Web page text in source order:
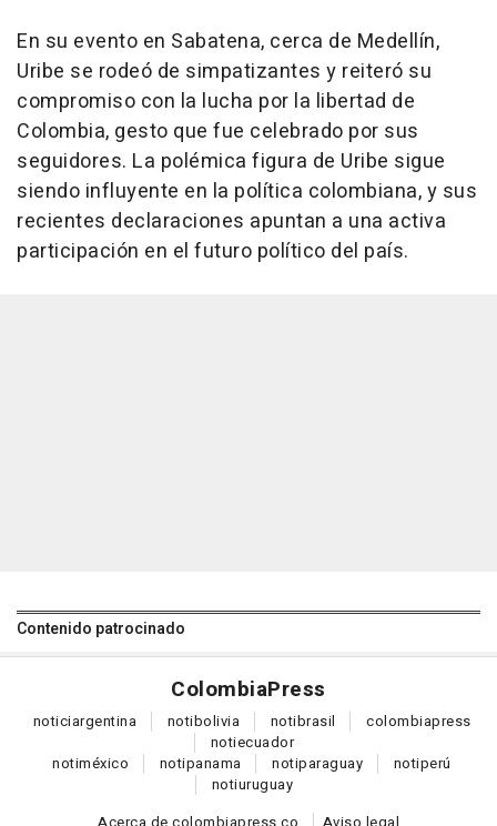
En su evento en Sabatena, cerca de Medellín,
Uribe se rodeó de simpatizantes y reiteró su
compromiso con la lucha por la libertad de
Colombia, gesto que fue celebrado por sus
seguidores. La polémica figura de Uribe sigue
siendo influyente en la política colombiana, y sus
recientes declaraciones apuntan a una activa
participación en el futuro político del país.
Contenido patrocinado
ColombiaPress
noticiargentina notibolivia notibrasil colombiapress
notiecuador
notiméxico notipanama notiparaguay notiperú
notiuruguay
Acerca de colombiapress.co
Aviso legal